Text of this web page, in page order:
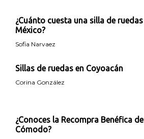
¿Cuánto cuesta una silla de
México?
Sofia Narvaez
Sillas de ruedas en Coyoacán
Corina González
¿Conoces la Recompra Benéfica
Cómodo?